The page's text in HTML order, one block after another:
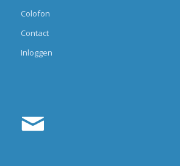
Colofon
Contact
Inloggen